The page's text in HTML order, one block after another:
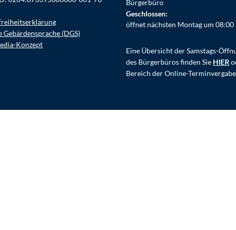
Gebärdensprache (DGS)
Konzept
Bürgerbüro
Klicken, um weitere Öffnungs-
Geschlossen:
öffnet nächsten Montag um 08:00
Eine Übersicht der Samstags-
des Bürgerbüros finden Sie HIER
Bereich der Online-